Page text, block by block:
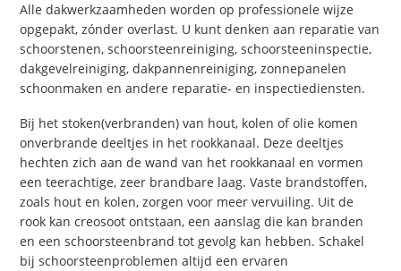
Alle dakwerkzaamheden worden op professionele wijze
opgepakt, zónder overlast. U kunt denken aan reparatie van
schoorstenen, schoorsteenreiniging, schoorsteeninspectie,
dakgevelreiniging, dakpannenreiniging, zonnepanelen
schoonmaken en andere reparatie- en inspectiediensten.
Bij het stoken(verbranden) van hout, kolen of olie komen
onverbrande deeltjes in het rookkanaal. Deze deeltjes
hechten zich aan de wand van het rookkanaal en vormen
een teerachtige, zeer brandbare laag. Vaste brandstoffen,
zoals hout en kolen, zorgen voor meer vervuiling. Uit de
rook kan creosoot ontstaan, een aanslag die kan branden
en een schoorsteenbrand tot gevolg kan hebben. Schakel
bij schoorsteenproblemen altijd een ervaren